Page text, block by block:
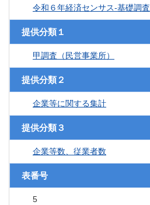
令和６年経済センサス‐基礎調査
提供分類１
甲調査（民営事業所）
提供分類２
企業等に関する集計
提供分類３
企業等数、従業者数
表番号
5